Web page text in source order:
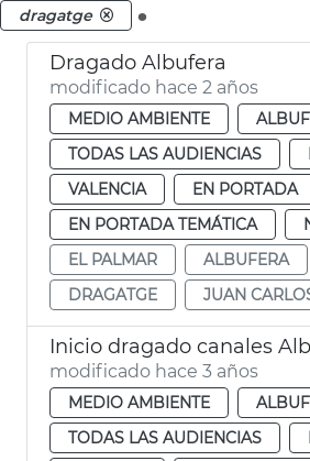
dragatge
Dragado Albufera
modificado hace 2 años
MEDIO AMBIENTE
TODAS LAS AUDIENCIAS
VALENCIA
EN PORTADA
EN PORTADA TEMÁTICA
EL PALMAR
ALBUFERA
DRAGATGE
JUAN
Inicio dragado canales
modificado hace 3 años
MEDIO AMBIENTE
TODAS LAS AUDIENCIAS